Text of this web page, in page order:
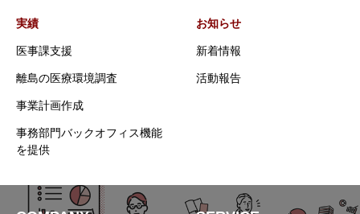
実績
医事課支援
離島の医療環境調査
事業計画作成
事務部門バックオフィス機能
を提供
お知らせ
新着情報
活動報告